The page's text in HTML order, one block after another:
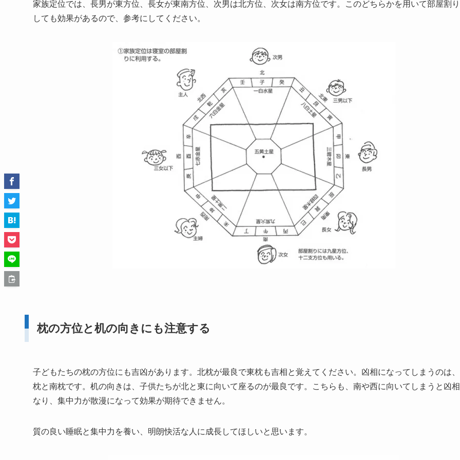
家族定位では、長男が東方位、長女が東南方位、次男は北方位、次女は南方位です。このどちらかを用いて部屋割
しても効果があるので、参考にしてください。
枕の方位と机の向きにも注意する
子どもたちの枕の方位にも吉凶があります。北枕が最良で東枕も吉相と覚えてください。凶相になってしまうのは
枕と南枕です。机の向きは、子供たちが北と東に向いて座るのが最良です。こちらも、南や西に向いてしまうと凶
なり、集中力が散漫になって効果が期待できません。
質の良い睡眠と集中力を養い、明朗快活な人に成長してほしいと思います。